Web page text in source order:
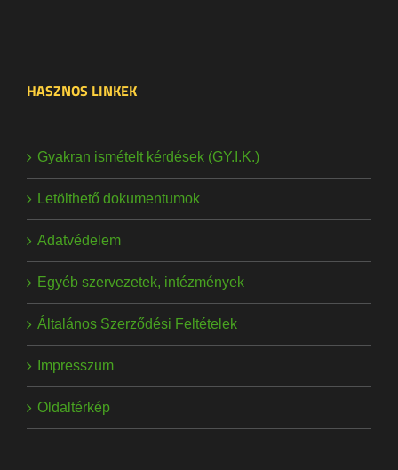
HASZNOS LINKEK
Gyakran ismételt kérdések (GY.I.K.)
Letölthető dokumentumok
Adatvédelem
Egyéb szervezetek, intézmények
Általános Szerződési Feltételek
Impresszum
Oldaltérkép